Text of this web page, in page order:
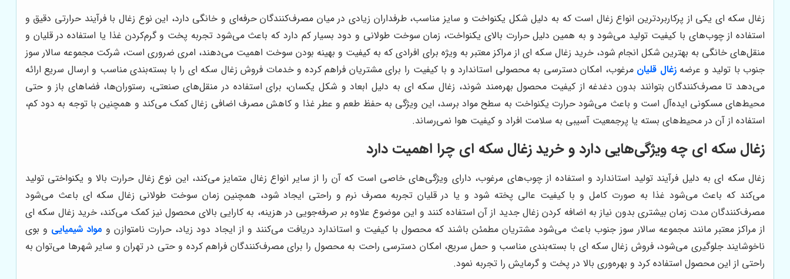
زغال سکه ای یکی از پرکاربردترین انواع زغال است که به دلیل شکل یکنواخت و سایز مناسب، طرفداران زیادی در میان مصرف‌کنندگان حرفه‌ای و خانگی دارد، این نوع زغال با فرآیند حرارتی دقیق و
استفاده از چوب‌های با کیفیت تولید می‌شود و به همین دلیل حرارت بالای یکنواخت، زمان سوخت طولانی و دود بسیار کم دارد که باعث می‌شود تجربه پخت و گرم‌کردن غذا یا استفاده در قلیان و
منقل‌های خانگی به بهترین شکل انجام شود، خرید زغال سکه ای از مراکز معتبر به ویژه برای افرادی که به کیفیت و بهینه بودن سوخت اهمیت می‌دهند، امری ضروری است، شرکت مجموعه سالار سوز
جنوب با تولید و عرضهزغال قلیان مرغوب، امکان دسترسی به محصولی استاندارد و با کیفیت را برای مشتریان فراهم کرده و خدمات فروش زغال سکه ای را با بسته‌بندی مناسب و ارسال سریع ارائه
می‌دهد تا مصرف‌کنندگان بتوانند بدون دغدغه از کیفیت محصول بهره‌مند شوند، زغال سکه ای به دلیل ابعاد و شکل یکسان، برای استفاده در منقل‌های صنعتی، رستوران‌ها، فضاهای باز و حتی
محیط‌های مسکونی ایده‌آل است و باعث می‌شود حرارت یکنواخت به سطح مواد برسد، این ویژگی به حفظ طعم و عطر غذا و کاهش مصرف اضافی زغال کمک می‌کند و همچنین با توجه به دود کم،
استفاده از آن در محیط‌های بسته یا پرجمعیت آسیبی به سلامت افراد و کیفیت هوا نمی‌رساند.
زغال سکه ای چه ویژگی‌هایی دارد و خرید زغال سکه ای چرا اهمیت دارد
زغال سکه ای به دلیل فرآیند تولید استاندارد و استفاده از چوب‌های مرغوب، دارای ویژگی‌های خاصی است که آن را از سایر انواع زغال متمایز می‌کند، این نوع زغال حرارت بالا و یکنواختی تولید
می‌کند که باعث می‌شود غذا به صورت کامل و با کیفیت عالی پخته شود و یا در قلیان تجربه مصرف نرم و راحتی ایجاد شود، همچنین زمان سوخت طولانی زغال سکه ای باعث می‌شود
مصرف‌کنندگان مدت زمان بیشتری بدون نیاز به اضافه کردن زغال جدید از آن استفاده کنند و این موضوع علاوه بر صرفه‌جویی در هزینه، به کارایی بالای محصول نیز کمک می‌کند، خرید زغال سکه ای
از مراکز معتبر مانند مجموعه سالار سوز جنوب باعث می‌شود مشتریان مطمئن باشند که محصول با کیفیت و استاندارد دریافت می‌کنند و از ایجاد دود زیاد، حرارت نامتوازن و مواد شیمیایی و بوی
ناخوشایند جلوگیری می‌شود، فروش زغال سکه ای با بسته‌بندی مناسب و حمل سریع، امکان دسترسی راحت به محصول را برای مصرف‌کنندگان فراهم کرده و حتی در تهران و سایر شهرها می‌توان به
راحتی از این محصول استفاده کرد و بهره‌وری بالا در پخت و گرمایش را تجربه نمود.